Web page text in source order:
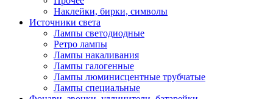
Наклейки, бирки, символы
Источники света
Лампы светодиодные
Ретро лампы
Лампы накаливания
Лампы галогенные
Лампы люминисцентные трубчатые
Лампы специальные